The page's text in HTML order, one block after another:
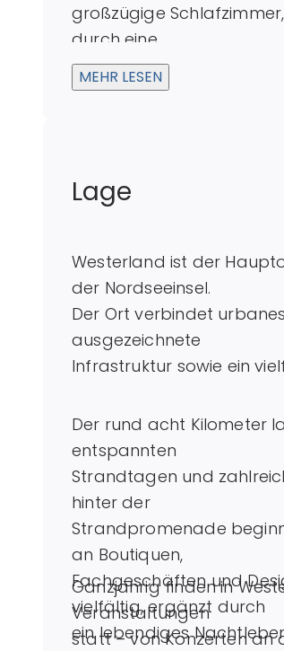
großzügige
durch eine
Garage und einen
MEHR LESEN
Lage
Westerland ist der
der Nordseeinsel.
Der Ort verbindet
ausgezeichnete
Infrastruktur sowie ein
Der rund acht Kilometer
entspannten
Strandtagen und
hinter der
Strandpromenade
an Boutiquen,
Fachgeschäften und
vielfältig, ergänzt durch
ein lebendiges
Ganzjährig finden in
Veranstaltungen
statt – von Konzerten an